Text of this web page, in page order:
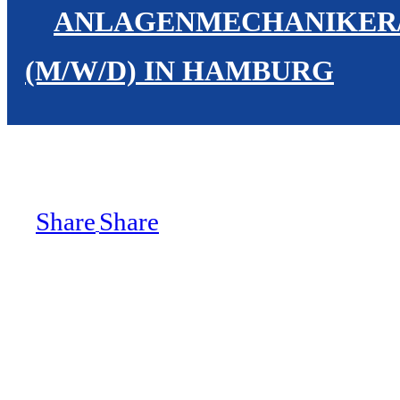
(M/W/D) IN HAMBURG
Share Share
für die Installation,
Heizungsanlagen. Werde Teil